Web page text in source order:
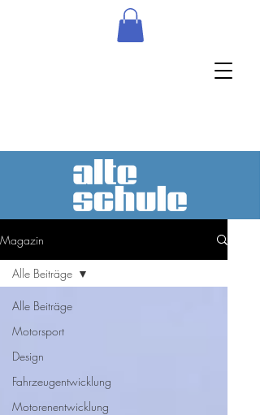
Magazin
Alle Beiträge
Motorsport
Design
Fahrzeugentwicklung
Motorenentwicklung
Alle Beiträge